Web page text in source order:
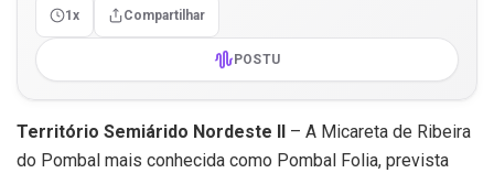
1x Compartilhar
POSTU
Território Semiárido Nordeste II
– A Micareta de Ribeira
do Pombal mais conhecida como Pombal Folia, prevista